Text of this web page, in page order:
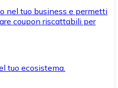
nel tuo business e permetti
coupon riscattabili per
tuo ecosistema.